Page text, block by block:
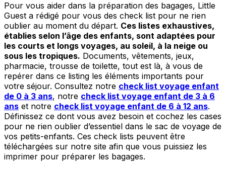
Pour vous aider dans la préparation des bagages, Little
Guest a rédigé pour vous des check list pour ne rien
oublier au moment du départ. Ces listes exhaustives,
établies selon l’âge des enfants, sont adaptées pour
les courts et longs voyages, au soleil, à la neige ou
sous les tropiques. Documents, vêtements, jeux,
pharmacie, trousse de toilette, tout est là, à vous de
repérer dans ce listing les éléments importants pour
votre séjour. Consultez notre check list voyage enfant
de 0 à 3 ans, notre check list voyage enfant de 3 à 6
ans et notre check list voyage enfant de 6 à 12 ans.
Définissez ce dont vous avez besoin et cochez les cases
pour ne rien oublier d’essentiel dans le sac de voyage de
vos petits-enfants. Ces check lists peuvent être
téléchargées sur notre site afin que vous puissiez les
imprimer pour préparer les bagages.